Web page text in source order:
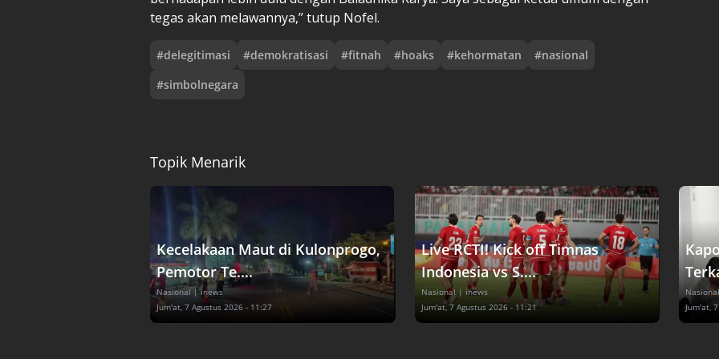
tegas akan melawannya,” tutup Nofel.
#delegitimasi #demokratisasi #fitnah #hoaks #kehormatan #nasional
#simbolnegara
Topik Menarik
Kecelakaan Maut di Kulonprogo,
Pemotor Te....
Nasional | inews
Jum'at, 7 Agustus 2026 - 11:27
Live RCTI! Kick off Timnas
Indonesia vs S....
Nasional | inews
Jum'at, 7 Agustus 2026 - 11:21
Jum'at,